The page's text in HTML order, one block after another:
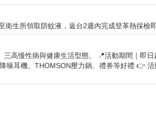
生所領取防蚊液，返台2週內完成登革熱採檢
高慢性病與健康生活型態。 📍活動期間｜即
噪耳機、THOMSON壓力鍋、禮券等好禮 👉